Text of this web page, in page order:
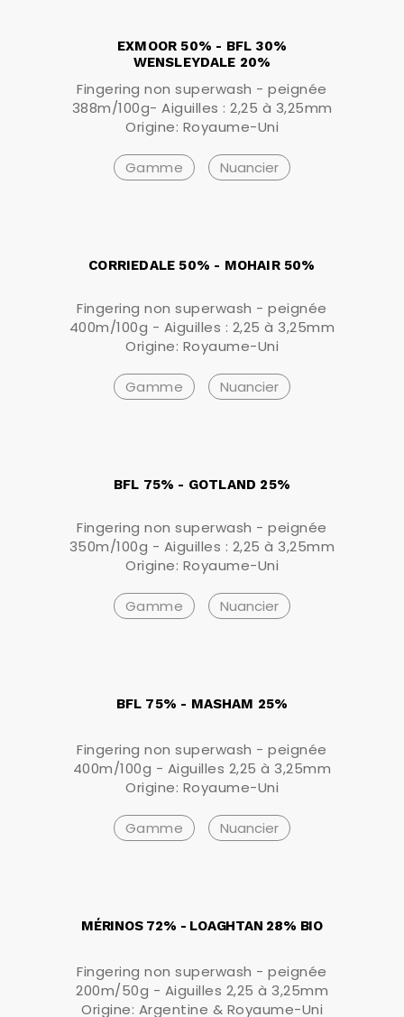
EXMOOR 50% - BFL 30%
WENSLEYDALE 20%
Fingering non superwash - peignée
388m/100g- Aiguilles : 2,25 à 3,25mm
Origine: Royaume-Uni
Gamme Nuancier
CORRIEDALE 50% - MOHAIR 50%
Fingering non superwash - peignée
400m/100g - Aiguilles : 2,25 à 3,25mm
Origine: Royaume-Uni
Gamme Nuancier
BFL 75% - GOTLAND 25%
Fingering non superwash - peignée
350m/100g - Aiguilles : 2,25 à 3,25mm
Origine: Royaume-Uni
Gamme Nuancier
BFL 75% - MASHAM 25%
Fingering non superwash - peignée
400m/100g - Aiguilles 2,25 à 3,25mm
Origine: Royaume-Uni
Gamme Nuancier
MÉRINOS 72% - LOAGHTAN 28% BIO
Fingering non superwash - peignée
200m/50g - Aiguilles 2,25 à 3,25mm
Origine: Argentine & Royaume-Uni